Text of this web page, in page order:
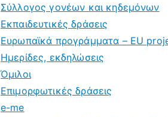
Σύλλογος γονέων και κηδεμόνων
Εκπαιδευτικές δράσεις
Ευρωπαϊκά προγράμματα – EU
Ημερίδες, εκδηλώσεις
Όμιλοι
Επιμορφωτικές δράσεις
e-me